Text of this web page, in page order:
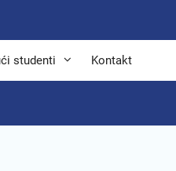
studenti Kontakt